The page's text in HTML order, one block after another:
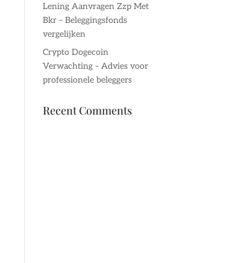
Lening Aanvragen Zzp Met
Bkr – Beleggingsfonds
vergelijken
Crypto Dogecoin
Verwachting – Advies voor
professionele beleggers
Recent Comments